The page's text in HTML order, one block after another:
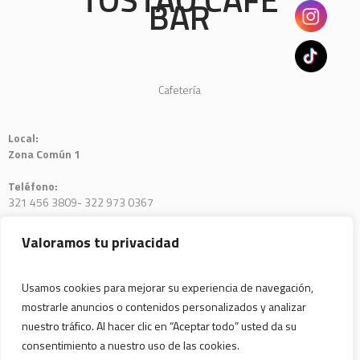
Valoramos tu privacidad
Usamos cookies para mejorar su experiencia de navegación,
mostrarle anuncios o contenidos personalizados y analizar
nuestro tráfico. Al hacer clic en “Aceptar todo” usted da su
consentimiento a nuestro uso de las cookies.
BAR
Cafetería
Local:
Zona Común 1
Teléfono:
321 456 3809- 322 973 0367
E-mail:
tostao.b12bbi.com.co